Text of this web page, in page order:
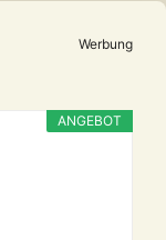
Werbung
ANGEBOT